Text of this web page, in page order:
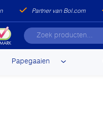
Partner van Bol.com
Papegaaien